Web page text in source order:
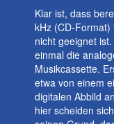
Klar ist, dass
kHz (CD-Format)
nicht geeignet
einmal die
Musikcassette.
etwa von einem
digitalen Abbild
hier scheiden